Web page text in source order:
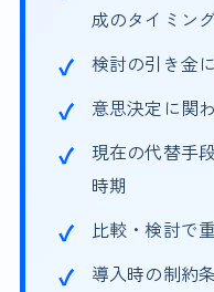
成のタイミング
検討の引き金
意思決定に関
現在の代替手
時期
比較・検討で
導入時の制約